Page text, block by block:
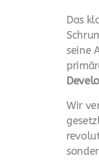
Das
seine
Wir